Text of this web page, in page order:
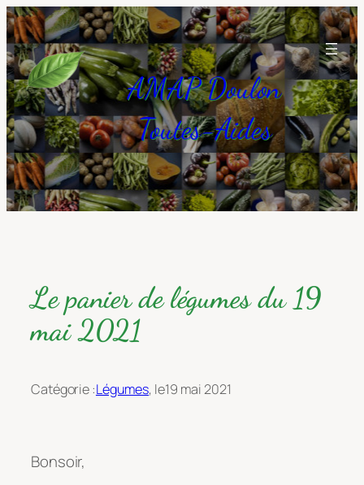
Aller
au
contenu
AMAP Doulon
Toutes-Aides
Le panier de légumes du 19
mai 2021
Catégorie :Légumes, le19 mai 2021
Bonsoir,